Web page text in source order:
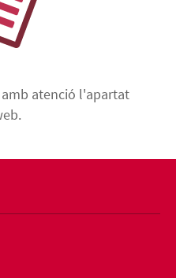
atenció l'apartat